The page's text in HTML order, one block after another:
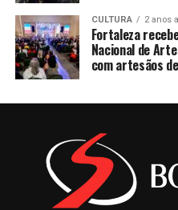
CULTURA 2 anos
Fortaleza
Nacional de
com artesãos